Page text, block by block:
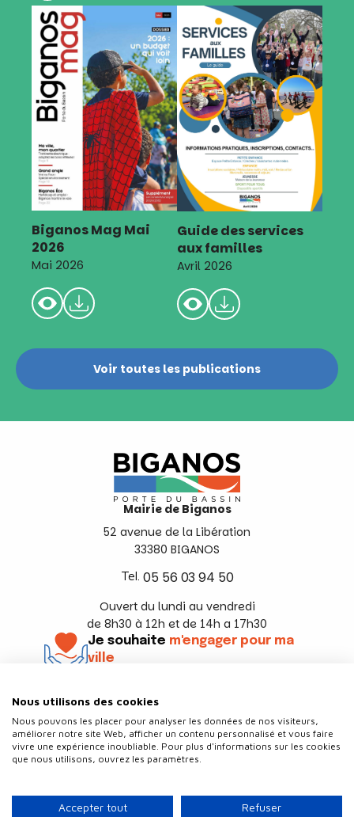
Biganos Mag Mai
2026
Mai 2026
Guide des services
aux familles
Avril 2026
Voir toutes les publications
Mairie de Biganos
52 avenue de la Libération
33380 BIGANOS
Tel. 05 56 03 94 50
Ouvert du lundi au vendredi
de 8h30 à 12h et de 14h a 17h30
Je souhaite m'engager pour ma
ville
Politique de confidentialité
Nous utilisons des cookies
Nous pouvons les placer pour analyser les données de nos visiteurs,
améliorer notre site Web, afficher un contenu personnalisé et vous faire
vivre une expérience inoubliable. Pour plus d'informations sur les cookies
que nous utilisons, ouvrez les paramètres.
Accepter tout Refuser